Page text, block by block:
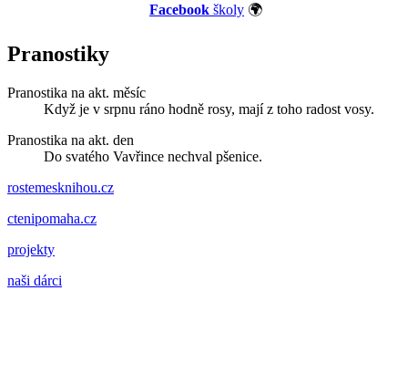
Facebook školy 🌍
Pranostiky
Pranostika na akt. měsíc
Když je v srpnu ráno hodně rosy, mají z toho radost vosy.
Pranostika na akt. den
Do svatého Vavřince nechval pšenice.
rostemesknihou.cz
ctenipomaha.cz
projekty
naši dárci